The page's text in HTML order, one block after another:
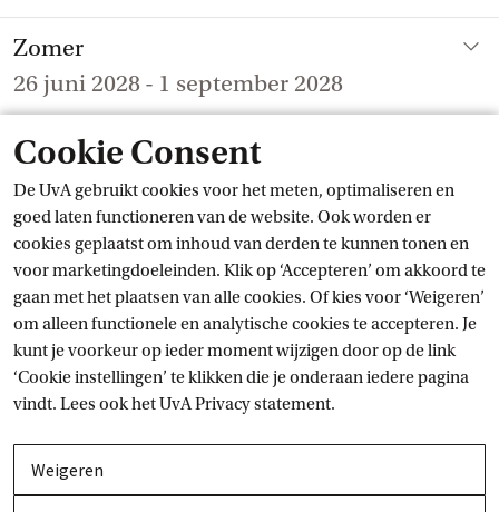
Cookie Consent
De UvA gebruikt cookies voor het meten, optimaliseren en
goed laten functioneren van de website. Ook worden er
cookies geplaatst om inhoud van derden te kunnen tonen en
voor marketingdoeleinden. Klik op ‘Accepteren’ om akkoord te
gaan met het plaatsen van alle cookies. Of kies voor ‘Weigeren’
om alleen functionele en analytische cookies te accepteren. Je
kunt je voorkeur op ieder moment wijzigen door op de link
‘Cookie instellingen’ te klikken die je onderaan iedere pagina
vindt. Lees ook hetUvA Privacy statement.
Weigeren
Zomer
26 juni 2028 - 1 september 2028
Open en sluit item
Sluitingsdagen UvA
Winterreces
za 25 dec za 1 jan
Goede Vrijdag
vr 14 apr
Pasen
zo 16 apr -ma 17 apr
Koningsdag
do 27 apr
Collectieve roostervrije dag
vr 28 apr
Bevrijdingsdag
vr 5 mei
Hemelvaart
do 25 mei
Collectieve roostervrije dag
vr 26 mei
Pinksteren
zo 4 jun-ma 5 jun
Let op:Tijdens de sluitingsdagen van de UvA blijven de grote
bibliotheeklocaties open en zijn de studieplekken daar
beschikbaar. Bekijk de locaties, openingstijden en actuele drukte